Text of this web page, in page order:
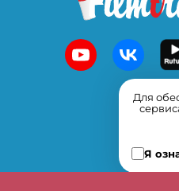
Для
Я
пленки